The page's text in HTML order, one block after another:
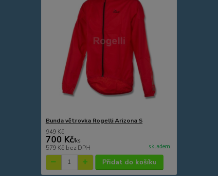
Bunda větrovka Rogelli Arizona S
949 Kč
700 Kč/ks
579 Kč bez DPH skladem
Přidat do košíku